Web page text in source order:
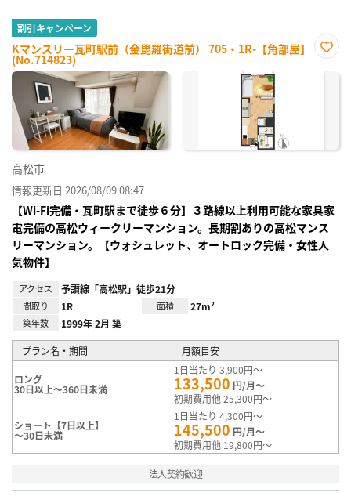
割引キャンペーン
Kマンスリー瓦町駅前（金毘羅街道前） 705・1R-【角部屋】
(No.714823)
に入
高松市
情報更新日 2026/08/09 08:47
【Wi-Fi完備・瓦町駅まで徒歩６分】３路線以上利用可能な家具家
電完備の高松ウィークリーマンション。長期割ありの高松マンス
リーマンション。【ウォシュレット、オートロック完備・女性人
気物件】
アクセス 予讃線「高松駅」徒歩21分
間取り 1R 面積 27m²
築年数 1999年 2月 築
プラン名・期間 月額目安
ロング
30日以上～360日未満
1日当たり 3,900円～
133,500 円/月～
初期費用他 25,300円～
ショート【7日以上】
～30日未満
1日当たり 4,300円～
145,500 円/月～
初期費用他 19,800円～
法人契約歓迎